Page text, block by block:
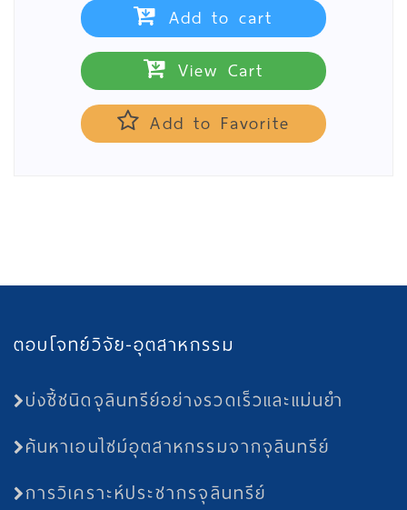
Add to cart
View Cart
Add to Favorite
ตอบโจทย์วิจัย-อุตสาหกรรม
บ่งชี้ชนิดจุลินทรีย์อย่างรวดเร็วและแม่นยำ
ค้นหาเอนไซม์อุตสาหกรรมจากจุลินทรีย์
การวิเคราะห์ประชากรจุลินทรีย์